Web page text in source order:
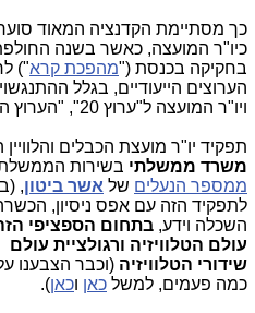
כך מסתיימת הקדנציה המאוד
כיו"ר המועצה, כאשר בשנה
בחקיקה בכנסת ("מהפכת קרא")
הערוצים הייעודיים, בגלל
ויו"ר המועצה ל"ערוץ 20", "הערוץ החביב" על השר...
תפקיד יו"ר מועצת הכבלים
משרד ממשלתי בשירות הממשלתי. זה
ממספר הנעלים של אשר ביטון,
לתפקיד הזה עם אפס ניסיון,
השכלה וידע, בתחום הספציפי
עולם הטלוויזיה ורגולציית עולם
שידורי הטלוויזיה (וכבר הצבענו
כמה פעמים, למשל כאן וכאן).